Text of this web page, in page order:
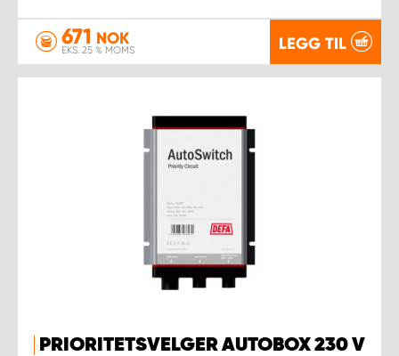
671 NOK
EKS. 25 % MOMS LEGG TIL
PRIORITETSVELGER AUTOBOX 230 V